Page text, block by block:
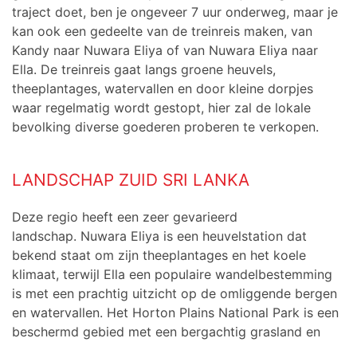
traject doet, ben je ongeveer 7 uur onderweg, maar je
kan ook een gedeelte van de treinreis maken, van
Kandy naar Nuwara Eliya of van Nuwara Eliya naar
Ella. De treinreis gaat langs groene heuvels,
theeplantages, watervallen en door kleine dorpjes
waar regelmatig wordt gestopt, hier zal de lokale
bevolking diverse goederen proberen te verkopen.
LANDSCHAP ZUID SRI LANKA
Deze regio heeft een zeer gevarieerd
landschap. Nuwara Eliya is een heuvelstation dat
bekend staat om zijn theeplantages en het koele
klimaat, terwijl Ella een populaire wandelbestemming
is met een prachtig uitzicht op de omliggende bergen
en watervallen. Het Horton Plains National Park is een
beschermd gebied met een bergachtig grasland en